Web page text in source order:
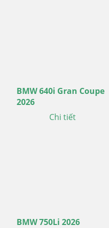
BMW 640i Gran Coupe
2026
Chi tiết
BMW 750Li 2026